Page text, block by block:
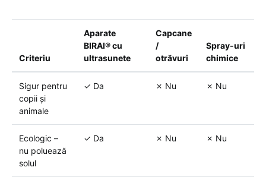
Criteriu
Aparate
BIRAI® cu
ultrasunete
Capcane
/
otrăvuri
Spray-uri
chimice
Sigur pentru
copii și
animale
✓ Da ✗ Nu ✗ Nu
Ecologic –
nu poluează
solul
✓ Da ✗ Nu ✗ Nu